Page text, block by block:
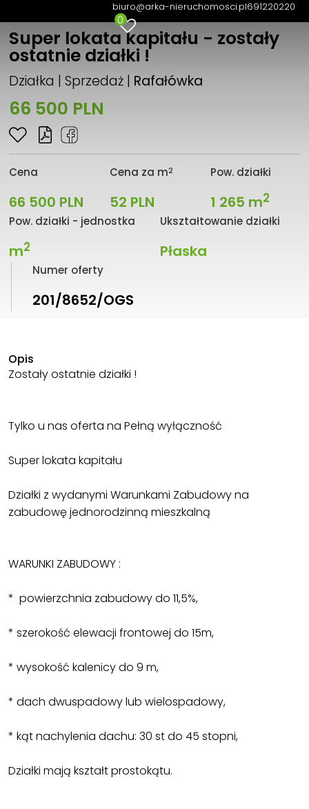
biuro@arka-nieruchomosci.pl691220220
0
Super lokata kapitału - zostały
ostatnie działki !
Działka | Sprzedaż | Rafałówka
66 500 PLN
Cena
66 500 PLN
Cena za m2
52 PLN
Pow. działki
1 265 m2
Pow. działki - jednostka
m2
Ukształtowanie działki
Płaska
Numer oferty
201/8652/OGS
Opis
Zostały ostatnie działki !
Tylko u nas oferta na Pełną wyłączność
Super lokata kapitału
Działki z wydanymi Warunkami Zabudowy na
zabudowę jednorodzinną mieszkalną
WARUNKI ZABUDOWY :
* powierzchnia zabudowy do 11,5%,
* szerokość elewacji frontowej do 15m,
* wysokość kalenicy do 9 m,
* dach dwuspadowy lub wielospadowy,
* kąt nachylenia dachu: 30 st do 45 stopni,
Działki mają kształt prostokątu.